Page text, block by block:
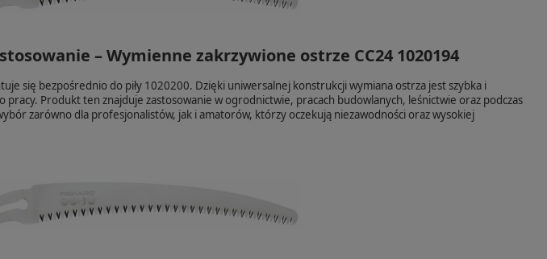
– Wymienne zakrzywione ostrze CC24 1020194
się bezpośrednio do piły 1020200. Dzięki uniwersalnej konstrukcji wymiana ostrza jest szybka i
Produkt ten znajduje zastosowanie w ogrodnictwie, pracach budowlanych, leśnictwie oraz podczas
zarówno dla profesjonalistów, jak i amatorów, którzy oczekują niezawodności oraz wysokiej